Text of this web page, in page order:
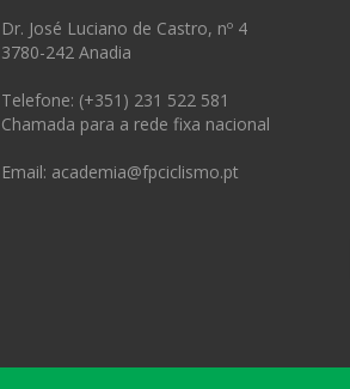
Dr. José Luciano de Castro, nº 4
3780-242 Anadia
Telefone: (+351) 231 522 581
Chamada para a rede fixa nacional
Email: academia@fpciclismo.pt